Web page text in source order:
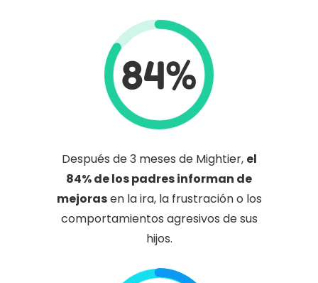
84%
Después de 3 meses de Mightier, el
84% de los padres informan de
mejorasen la ira, la frustración o los
comportamientos agresivos de sus
hijos.